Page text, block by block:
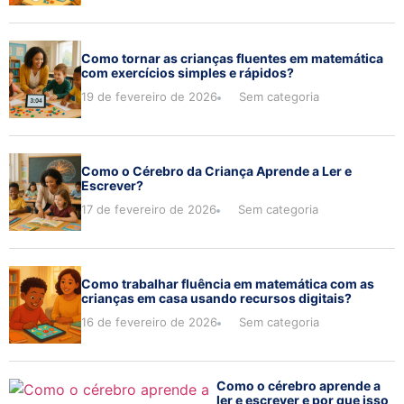
Como tornar as crianças fluentes em matemática
com exercícios simples e rápidos?
19 de fevereiro de 2026 Sem categoria
Como o Cérebro da Criança Aprende a Ler e
Escrever?
17 de fevereiro de 2026 Sem categoria
Como trabalhar fluência em matemática com as
crianças em casa usando recursos digitais?
16 de fevereiro de 2026 Sem categoria
Como o cérebro aprende a
ler e escrever e por que isso